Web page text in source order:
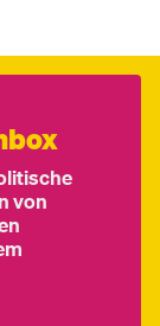
von